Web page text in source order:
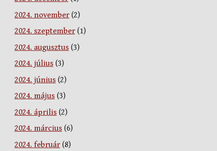
2024. november(2)
2024. szeptember(1)
2024. augusztus (3)
2024. július (3)
2024. június (2)
2024. május (3)
2024. április (2)
2024. március (6)
2024. február(8)